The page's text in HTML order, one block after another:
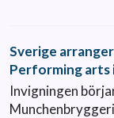
Sverige
Performing arts
Invigningen